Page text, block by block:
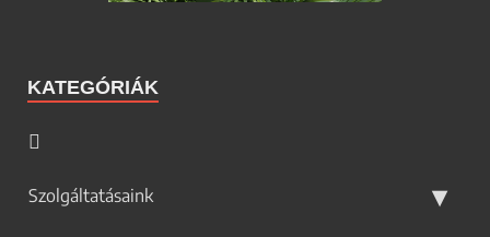
KATEGÓRIÁK
Szolgáltatásaink